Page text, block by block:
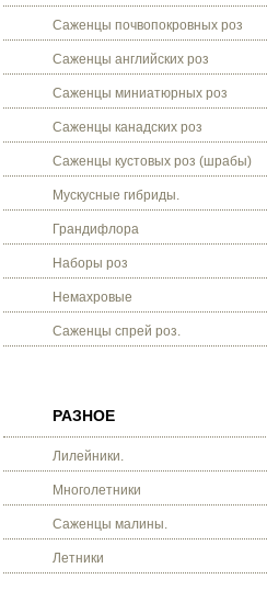
Саженцы почвопокровных роз
Саженцы английских роз
Саженцы миниатюрных роз
Саженцы канадских роз
Саженцы кустовых роз (шрабы)
Мускусные гибриды.
Грандифлора
Наборы роз
Немахровые
Саженцы спрей роз.
РАЗНОЕ
Лилейники.
Многолетники
Саженцы малины.
Летники